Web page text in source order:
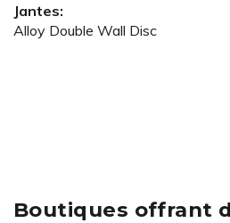
Jantes:
Alloy Double Wall Disc
Boutiques offrant